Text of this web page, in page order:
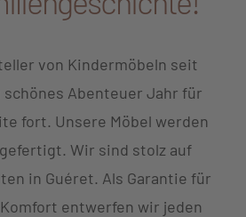
von Kindermöbeln seit
schönes Abenteuer Jahr für
fort. Unsere Möbel werden
Wir sind stolz auf
in Guéret. Als Garantie für
entwerfen wir jeden